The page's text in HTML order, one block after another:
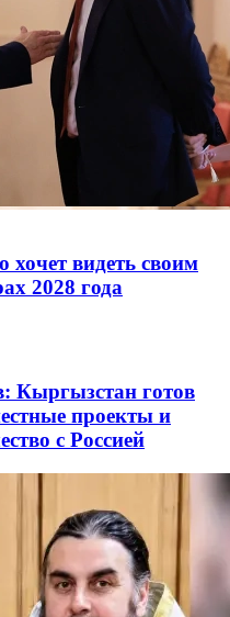
хочет видеть своим
2028 года
Кыргызстан готов
проекты и
с Россией